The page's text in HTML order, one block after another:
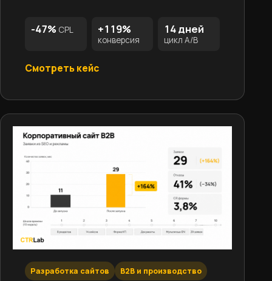
-47% CPL +119%
конверсия
14 дней
цикл A/B
Смотреть кейс
Разработка сайтов B2B и производство